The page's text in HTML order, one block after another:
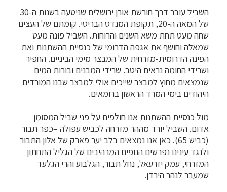
השביל עובר דרך חורשת אורן ירושלים שניטעה בשנות ה-30
של המאה ה-20, תקופת המנדט הבריטי. קומתם של העצים
שחה מעט תחת משא השנים והרוחות. השביל פונה מעט
שמאלה וחושף את אגפה הדרומי של כנסיית ההִשתנות ואת
הפינה הדרומית-מזרחית של המבצר מימי הביניים. החפיר
ושרידי החומה נראים היטב. שרידי המבנים ובורות המים
שנמצאים מחוץ למבצר שייכים אולי למבצר שבנו המורדים
היהודים בימי המרד הראשון ברומאים.
מול כנסיית ההִשתנות אנו חולפים על פני שביל המסומן
אדום. השביל יורד מההר מזרחה לכביש עפולה –כפר תבור
(כביש 65). כאן אנו נמצאים בלב יער פארק של אלון התבור
ולנגד עינינו נפרשים הנופים המרהיבים של הגליל התחתון
המזרחי, עמק יזרעאל, נחל תבור, הגלבוע והרי הגלעד
שמעבר לנהר הירדן.